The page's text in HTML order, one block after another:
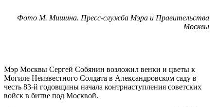
Фото М. Мишина. Пресс-служба Мэра и Правительства
Москвы
Мэр Москвы Сергей Собянин возложил венки и цветы к
Могиле Неизвестного Солдата в Александровском саду в
честь 83-й годовщины начала контрнаступления советских
войск в битве под Москвой.